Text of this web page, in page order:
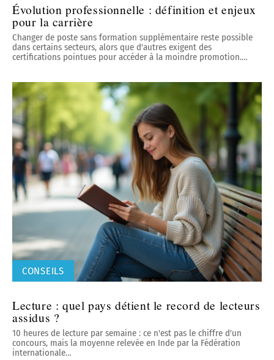
Évolution professionnelle : définition et enjeux
pour la carrière
Changer de poste sans formation supplémentaire reste possible
dans certains secteurs, alors que d'autres exigent des
certifications pointues pour accéder à la moindre promotion.…
CONSEILS
Lecture : quel pays détient le record de lecteurs
assidus ?
10 heures de lecture par semaine : ce n'est pas le chiffre d'un
concours, mais la moyenne relevée en Inde par la Fédération
internationale…